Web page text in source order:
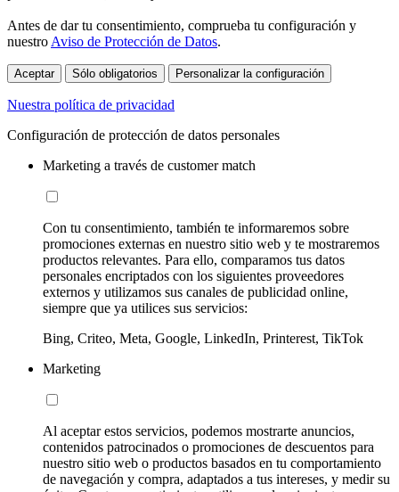
Antes de dar tu consentimiento, comprueba tu configuración y
nuestro Aviso de Protección de Datos.
Aceptar Sólo obligatorios Personalizar la configuración
Nuestra política de privacidad
Configuración de protección de datos personales
Marketing a través de customer match
Con tu consentimiento, también te informaremos sobre
promociones externas en nuestro sitio web y te mostraremos
productos relevantes. Para ello, comparamos tus datos
personales encriptados con los siguientes proveedores
externos y utilizamos sus canales de publicidad online,
siempre que ya utilices sus servicios:
Bing, Criteo, Meta, Google, LinkedIn, Printerest, TikTok
Marketing
Al aceptar estos servicios, podemos mostrarte anuncios,
contenidos patrocinados o promociones de descuentos para
nuestro sitio web o productos basados en tu comportamiento
de navegación y compra, adaptados a tus intereses, y medir su